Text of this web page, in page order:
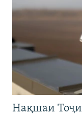
Нақшаи